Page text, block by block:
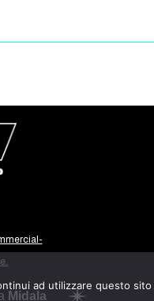
Midala
ad utilizzare questo